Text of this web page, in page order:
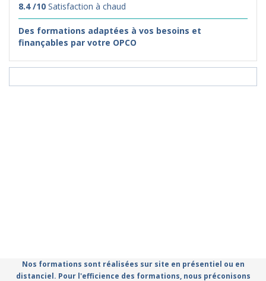
8.4 /10 Satisfaction à chaud
Des formations adaptées à vos besoins et
finançables par votre OPCO
Nos formations sont réalisées sur site en présentiel ou en
distanciel. Pour l'efficience des formations, nous préconisons